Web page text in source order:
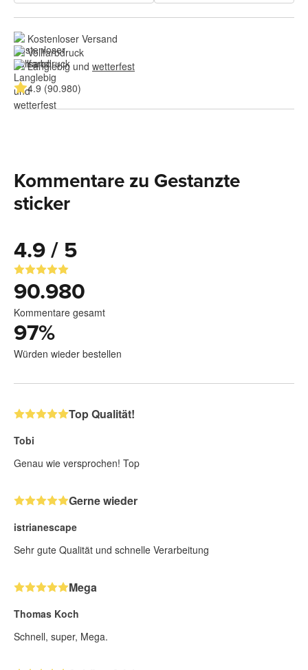
Kostenloser Versand
Vollfarbdruck
Langlebig und wetterfest
4.9 (90.980)
Kommentare zu Gestanzte
sticker
4.9 / 5
90.980
Kommentare gesamt
97%
Würden wieder bestellen
Top Qualität!
Tobi
Genau wie versprochen! Top
Gerne wieder
istrianescape
Sehr gute Qualität und schnelle Verarbeitung
Mega
Thomas Koch
Schnell, super, Mega.